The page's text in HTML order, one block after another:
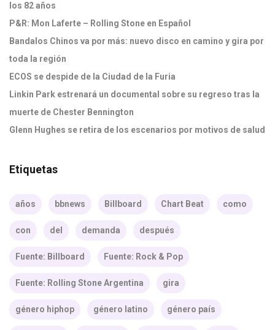
los 82 años
P&R: Mon Laferte – Rolling Stone en Español
Bandalos Chinos va por más: nuevo disco en camino y gira por
toda la región
ECOS se despide de la Ciudad de la Furia
Linkin Park estrenará un documental sobre su regreso tras la
muerte de Chester Bennington
Glenn Hughes se retira de los escenarios por motivos de salud
Etiquetas
años bbnews Billboard Chart Beat como
con del demanda después
Fuente: Billboard Fuente: Rock & Pop
Fuente: Rolling Stone Argentina gira
género hiphop género latino género país